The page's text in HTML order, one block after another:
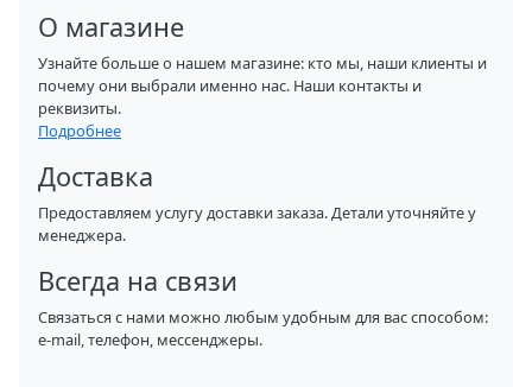
О магазине
Узнайте больше о нашем магазине: кто мы, наши клиенты и
почему они выбрали именно нас. Наши контакты и
реквизиты.
Подробнее
Доставка
Предоставляем услугу доставки заказа. Детали уточняйте у
менеджера.
Всегда на связи
Связаться с нами можно любым удобным для вас способом:
e-mail, телефон, мессенджеры.